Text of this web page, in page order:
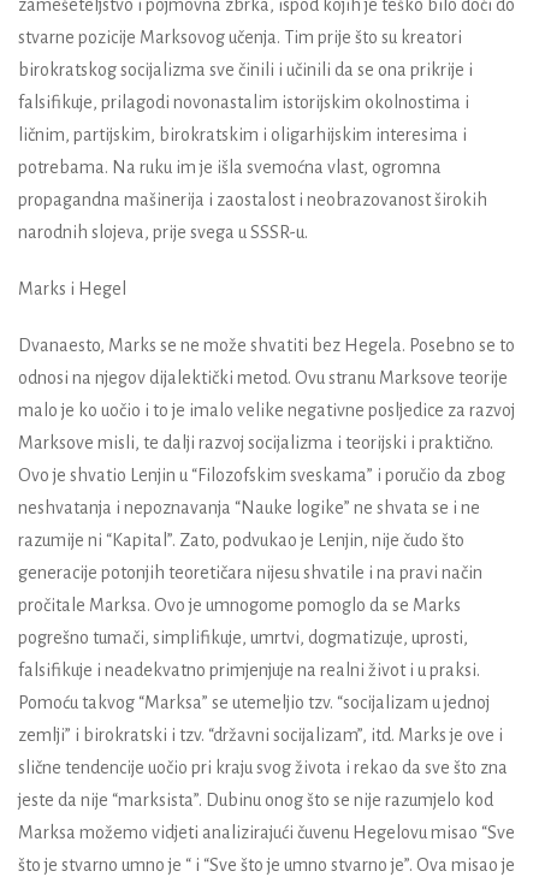
zamešeteljstvo i pojmovna zbrka, ispod kojih je teško bilo doći do
stvarne pozicije Marksovog učenja. Tim prije što su kreatori
birokratskog socijalizma sve činili i učinili da se ona prikrije i
falsifikuje, prilagodi novonastalim istorijskim okolnostima i
ličnim, partijskim, birokratskim i oligarhijskim interesima i
potrebama. Na ruku im je išla svemoćna vlast, ogromna
propagandna mašinerija i zaostalost i neobrazovanost širokih
narodnih slojeva, prije svega u SSSR-u.
Marks i Hegel
Dvanaesto, Marks se ne može shvatiti bez Hegela. Posebno se to
odnosi na njegov dijalektički metod. Ovu stranu Marksove teorije
malo je ko uočio i to je imalo velike negativne posljedice za razvoj
Marksove misli, te dalji razvoj socijalizma i teorijski i praktično.
Ovo je shvatio Lenjin u “Filozofskim sveskama” i poručio da zbog
neshvatanja i nepoznavanja “Nauke logike” ne shvata se i ne
razumije ni “Kapital”. Zato, podvukao je Lenjin, nije čudo što
generacije potonjih teoretičara nijesu shvatile i na pravi način
pročitale Marksa. Ovo je umnogome pomoglo da se Marks
pogrešno tumači, simplifikuje, umrtvi, dogmatizuje, uprosti,
falsifikuje i neadekvatno primjenjuje na realni život i u praksi.
Pomoću takvog “Marksa” se utemeljio tzv. “socijalizam u jednoj
zemlji” i birokratski i tzv. “državni socijalizam”, itd. Marks je ove i
slične tendencije uočio pri kraju svog života i rekao da sve što zna
jeste da nije “marksista”. Dubinu onog što se nije razumjelo kod
Marksa možemo vidjeti analizirajući čuvenu Hegelovu misao “Sve
što je stvarno umno je “ i “Sve što je umno stvarno je”. Ova misao je